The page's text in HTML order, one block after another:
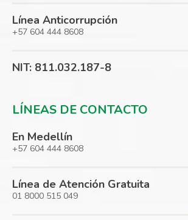
Línea Anticorrupción
+57 604 444 8608
NIT: 811.032.187-8
LÍNEAS DE CONTACTO
En Medellín
+57 604 444 8608
Línea de Atención Gratuita
01 8000 515 049